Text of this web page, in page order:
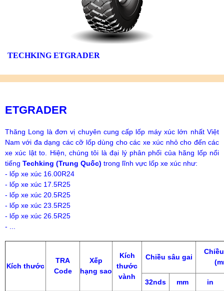
TECHKING ETGRADER
ETGRADER
Thăng Long là đơn vị chuyên cung cấp lốp máy xúc lớn nhất Việt
Nam với đa dạng các cỡ lốp dùng cho các xe xúc nhỏ cho đến các
xe xúc lật to. Hiện, chúng tôi là đại lý phân phối của hãng lốp nổi
tiếng Techking (Trung Quốc) trong lĩnh vực lốp xe xúc như:
- lốp xe xúc 16.00R24
- lốp xe xúc 17.5R25
- lốp xe xúc 20.5R25
- lốp xe xúc 23.5R25
- lốp xe xúc 26.5R25
- ...
Kích thước
TRA
Code
Xếp
hạng sao
Kích
thước
vành
Chiều sâu gai
32nds mm in